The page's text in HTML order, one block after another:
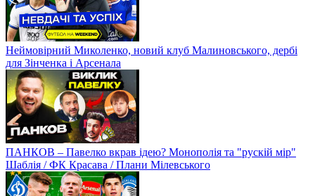
Неймовірний Миколенко, новий клуб Малиновського, дербі
для Зінченка і Арсенала
ПАНКОВ – Павелко вкрав ідею? Монополія та "рускій мір"
Шаблія / ФК Красава / Плани Мілевського